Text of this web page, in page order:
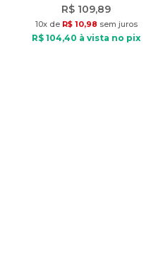
R$ 109,89
10x de R$ 10,98 sem juros
R$ 104,40 à vista no pix